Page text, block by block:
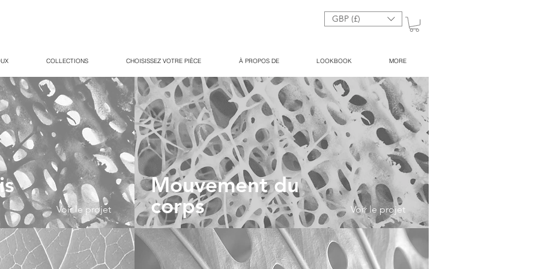
GBP (£)
COLLECTIONS CHOISISSEZ VOTRE PIÈCE À PROPOS DE LOOKBOOK MORE
Voir le projet
Mouvement du
corps
Voir le projet